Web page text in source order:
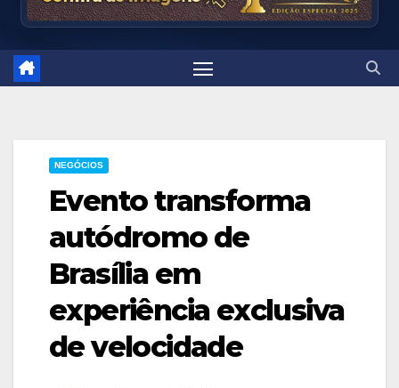
NEGÓCIOS
Evento transforma
autódromo de
Brasília em
experiência exclusiva
de velocidade